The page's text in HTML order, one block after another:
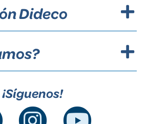
Dideco
¡Síguenos!